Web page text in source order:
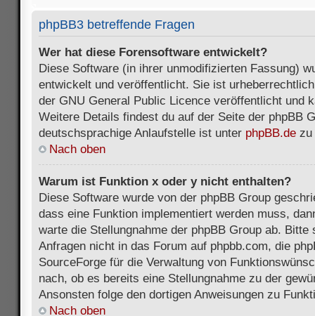
phpBB3 betreffende Fragen
Wer hat diese Forensoftware entwickelt?
Diese Software (in ihrer unmodifizierten Fassung)
entwickelt und veröffentlicht. Sie ist
der GNU General Public Licence veröffentlicht und
Weitere Details findest du auf der Seite der phpBB
deutschsprachige Anlaufstelle ist unter phpBB.de zu
Nach oben
Warum ist Funktion x oder y nicht enthalten?
Diese Software wurde von der phpBB Group
dass eine Funktion implementiert werden muss,
warte die Stellungnahme der phpBB Group ab. Bitte
Anfragen nicht in das Forum auf phpbb.com, die
SourceForge für die Verwaltung von
nach, ob es bereits eine Stellungnahme zu der
Ansonsten folge den dortigen Anweisungen zu
Nach oben